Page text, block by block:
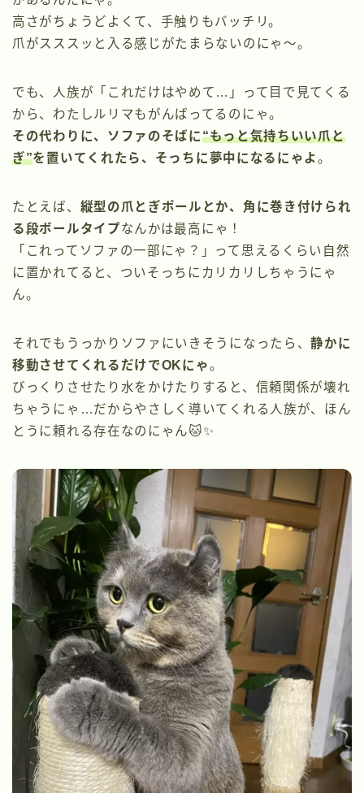
高さがちょうどよくて、手触りもバッチリ。
爪がスススッと入る感じがたまらないのにゃ～。
でも、人族が「これだけはやめて…」って目で見てくる
から、わたしルリマもがんばってるのにゃ。
その代わりに、ソファのそばに“もっと気持ちいい爪と
ぎ”を置いてくれたら、そっちに夢中になるにゃよ。
たとえば、 縦型の爪とぎポールとか、角に巻き付けられ
る段ボールタイプなんかは最高にゃ！
「これってソファの一部にゃ？」って思えるくらい自然
に置かれてると、ついそっちにカリカリしちゃうにゃ
ん。
それでもうっかりソファにいきそうになったら、静かに
移動させてくれるだけでOKにゃ。
びっくりさせたり水をかけたりすると、信頼関係が壊れ
ちゃうにゃ…だからやさしく導いてくれる人族が、ほん
とうに頼れる存在なのにゃん🐱✨